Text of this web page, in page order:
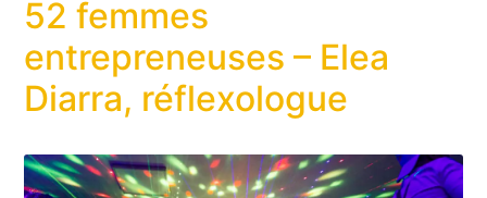
52 femmes
entrepreneuses – Elea
Diarra, réflexologue